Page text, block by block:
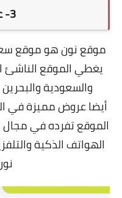
3-
موقع نون هو موقع
يغطي الموقع الناشئ
والسعودية
أيضا عروض مميزة في
الموقع تفرده في مجال
الهواتف الذكية